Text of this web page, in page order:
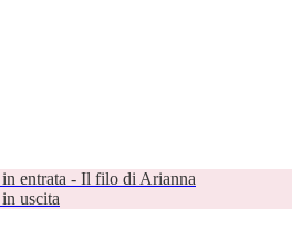
entrata - Il filo di Arianna
uscita